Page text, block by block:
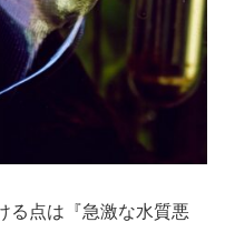
る点は『急激な水質悪